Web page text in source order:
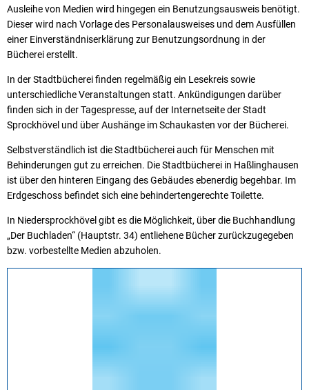
Ausleihe von Medien wird hingegen ein Benutzungsausweis benötigt.
Dieser wird nach Vorlage des Personalausweises und dem Ausfüllen
einer Einverständniserklärung zur Benutzungsordnung in der
Bücherei erstellt.
In der Stadtbücherei finden regelmäßig ein Lesekreis sowie
unterschiedliche Veranstaltungen statt. Ankündigungen darüber
finden sich in der Tagespresse, auf der Internetseite der Stadt
Sprockhövel und über Aushänge im Schaukasten vor der Bücherei.
Selbstverständlich ist die Stadtbücherei auch für Menschen mit
Behinderungen gut zu erreichen. Die Stadtbücherei in Haßlinghausen
ist über den hinteren Ein­gang des Gebäudes ebenerdig begehbar. Im
Erdgeschoss befin­det sich eine behindertengerechte Toilette.
In Niedersprockhövel gibt es die Möglichkeit, über die Buchhandlung
„Der Buchladen“ (Hauptstr. 34) entliehene Bücher zurückzugegeben
bzw. vorbestellte Medien abzuholen.